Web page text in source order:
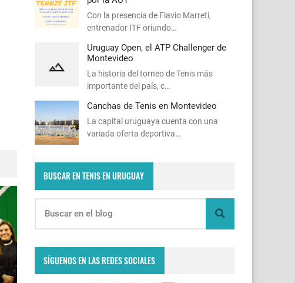
Con la presencia de Flavio Marreti,
entrenador ITF oriundo…
Uruguay Open, el ATP Challenger de
Montevideo
La historia del torneo de Tenis más
importante del país, c…
Canchas de Tenis en Montevideo
La capital uruguaya cuenta con una
variada oferta deportiva…
BUSCAR EN TENIS EN URUGUAY
SÍGUENOS EN LAS REDES SOCIALES